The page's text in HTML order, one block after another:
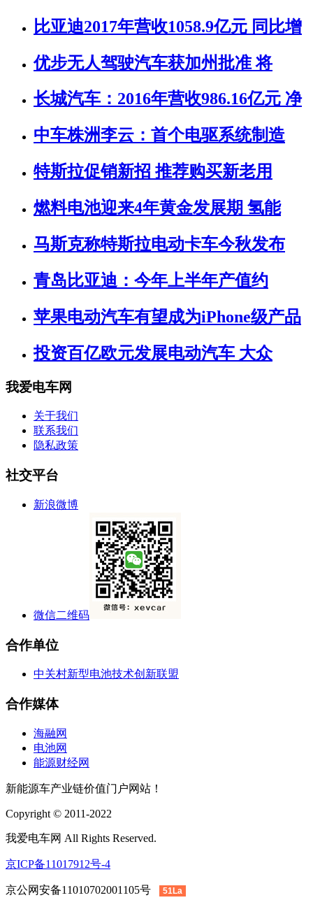
比亚迪2017年营收1058.9亿元 同比增
优步无人驾驶汽车获加州批准 将
长城汽车：2016年营收986.16亿元 净
中车株洲李云：首个电驱系统制造
特斯拉促销新招 推荐购买新老用
燃料电池迎来4年黄金发展期 氢能
马斯克称特斯拉电动卡车今秋发布
青岛比亚迪：今年上半年产值约
苹果电动汽车有望成为iPhone级产品
投资百亿欧元发展电动汽车 大众
我爱电车网
关于我们
联系我们
隐私政策
社交平台
新浪微博
微信二维码
合作单位
中关村新型电池技术创新联盟
合作媒体
海融网
电池网
能源财经网
新能源车产业链价值门户网站！
Copyright © 2011-2022
我爱电车网 All Rights Reserved.
京ICP备11017912号-4
京公网安备11010702001105号 51La